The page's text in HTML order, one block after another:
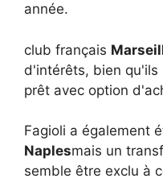
année.
club français
d'intérêts, bien qu'ils
prêt avec option
Fagioli a également
Naplesmais un
semble être exclu à